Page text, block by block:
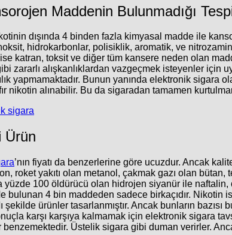
Maddenin Bulunmadığı
dışında 4 binden fazla kimyasal madde ile
hidrokarbonlar, polisiklik, aromatik, ve
ise katran, toksit ve diğer tüm kansere neden olan
zararlı alışkanlıklardan vazgeçmek isteyenler için
yapmamaktadır. Bunun yanında elektronik
nikotin alınabilir. Bu da sigaradan tamamen
sigara
Ürün
’nın fiyatı da benzerlerine göre ucuzdur. Ancak
roket yakıtı olan metanol, çakmak gazı olan
yüzde 100 öldürücü olan hidrojen siyanür ile
bulunan 4 bin maddeden sadece birkaçıdır. Nikotin
şekilde ürünler tasarlanmıştır. Ancak bunların
karşı karşıya kalmamak için elektronik sigara
Üstelik sigara gibi duman verirler.